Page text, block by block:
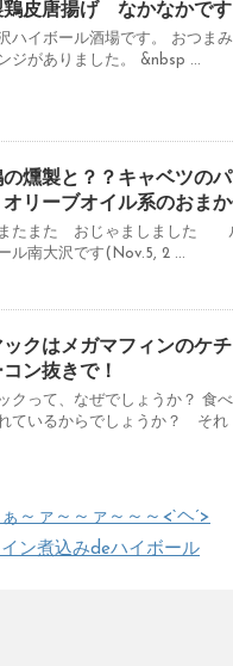
鶏皮唐揚げ なかなかです
ハイボール酒場です。 おつま
ジがありました。 &nbsp ...
の燻製と？？キャベツの
リーブオイル系のおまか
たまた おじゃましました
ル南大沢です(Nov.5, 2 ...
クはメガマフィンのケ
ン抜きで！
クって、なぜでしょうか？ 食
ているからでしょうか？ それ
～ァ～～ァ～～～<`ヘ´>
ン煮込みdeハイボール